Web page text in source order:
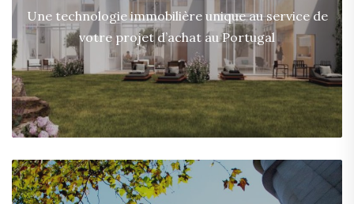
Une technologie immobilière unique au service de
votre projet d’achat au Portugal